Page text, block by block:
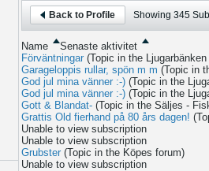
Back to Profile Showing 345
Name
Senaste aktivitet
Förväntningar (Topic in the Ljugarbänken
Garageloppis rullar, spön m m (Topic in
God jul mina vänner :-) (Topic in the
God jul mina vänner :-) (Topic in the
Gott & Blandat- (Topic in the Säljes -
Grattis Old fierhand på 80 års dagen!
Unable to view subscription
Unable to view subscription
Grubster (Topic in the Köpes forum)
Unable to view subscription